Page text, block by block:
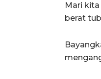
Mari
berat